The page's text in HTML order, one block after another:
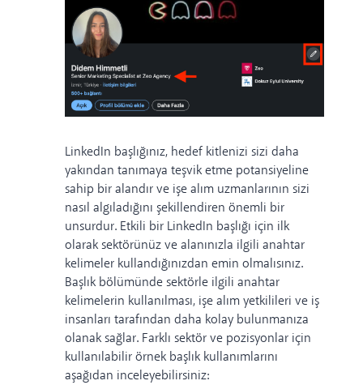
LinkedIn başlığınız, hedef kitlenizi sizi daha
yakından tanımaya teşvik etme potansiyeline
sahip bir alandır ve işe alım uzmanlarının sizi
nasıl algıladığını şekillendiren önemli bir
unsurdur. Etkili bir LinkedIn başlığı için ilk
olarak sektörünüz ve alanınızla ilgili anahtar
kelimeler kullandığınızdan emin olmalısınız.
Başlık bölümündesektörle ilgili anahtar
kelimelerin kullanılması, işe alım yetkilileri ve iş
insanları tarafından daha kolay bulunmanıza
olanak sağlar. Farklı sektör ve pozisyonlar için
kullanılabilir örnek başlık kullanımlarını
aşağıdan inceleyebilirsiniz: